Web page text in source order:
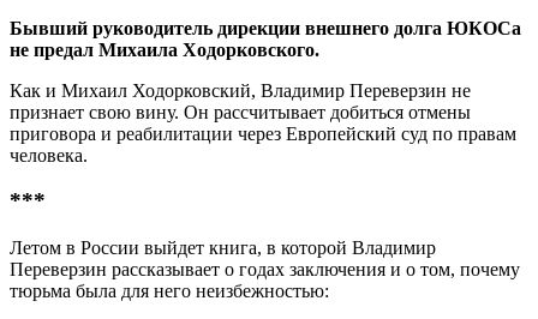
Бывший руководитель дирекции внешнего долга ЮКОСа
не предал Михаила Ходорковского.
Как и Михаил Ходорковский, Владимир Переверзин не
признает свою вину. Он рассчитывает добиться отмены
приговора и реабилитации через Европейский суд по правам
человека.
***
Летом в России выйдет книга, в которой Владимир
Переверзин рассказывает о годах заключения и о том, почему
тюрьма была для него неизбежностью: